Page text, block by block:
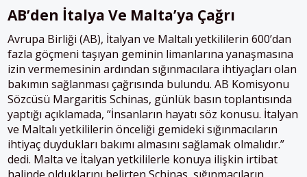
AB’den İtalya Ve Malta’ya Çağrı
Avrupa Birliği (AB), İtalyan ve Maltalı yetkililerin 600’dan
fazla göçmeni taşıyan geminin limanlarına yanaşmasına
izin vermemesinin ardından sığınmacılara ihtiyaçları olan
bakımın sağlanması çağrısında bulundu. AB Komisyonu
Sözcüsü Margaritis Schinas, günlük basın toplantısında
yaptığı açıklamada, “İnsanların hayatı söz konusu. İtalyan
ve Maltalı yetkililerin önceliği gemideki sığınmacıların
ihtiyaç duydukları bakımı almasını sağlamak olmalıdır.”
dedi. Malta ve İtalyan yetkililerle konuya ilişkin irtibat